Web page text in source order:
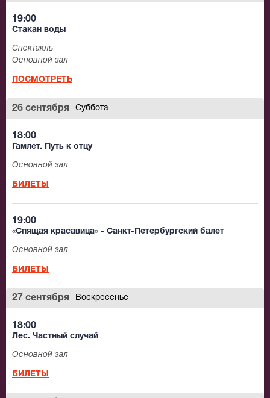
19:00
Стакан воды
Спектакль
Основной зал
ПОСМОТРЕТЬ
26 сентября Суббота
18:00
Гамлет. Путь к отцу
Основной зал
БИЛЕТЫ
19:00
«Спящая красавица» - Санкт-Петербургский балет
Основной зал
БИЛЕТЫ
27 сентября Воскресенье
18:00
Лес. Частный случай
Основной зал
БИЛЕТЫ